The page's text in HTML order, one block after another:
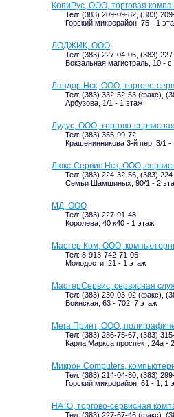
КопиРус, ООО, торговая
Тел: (383) 209-09-82, (383)
Горский микрорайон, 75 - 1
ЛОДЖИК, ООО
Тел: (383) 227-04-06, (383)
Вокзальная магистраль, 10 -
Ландор Нск, ООО, торгово-
Тел: (383) 332-52-53 (факс),
Арбузова, 1/1 - 1 этаж
Лудус, ООО, торгово-
Тел: (383) 355-99-72
Крашенинникова 3-й пер, 3/1 -
Люкс-Сервис Нск, ООО,
Тел: (383) 224-32-56, (383)
Семьи Шамшиных, 90/1 - 2
МД, ООО
Тел: (383) 227-91-48
Королева, 40 к40 - 1 этаж
Мастер Ком, ООО,
Тел: 8-913-742-71-05
Молодости, 21 - 1 этаж
МастерСервис, сервисная
Тел: (383) 230-03-02 (факс),
Воинская, 63 - 702; 7 этаж
Мега Принт, ООО,
Тел: (383) 286-75-67, (383)
Карла Маркса проспект, 24а -
Микрон Computers,
Тел: (383) 214-04-80, (383)
Горский микрорайон, 61 - 1; 1
НАТО, торгово-сервисная
Тел: (383) 227-67-46 (факс),